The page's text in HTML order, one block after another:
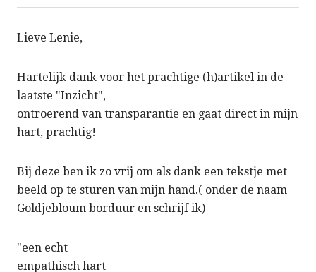
Lieve Lenie,
Hartelijk dank voor het prachtige (h)artikel in de
laatste "Inzicht",
ontroerend van transparantie en gaat direct in mijn
hart, prachtig!
Bij deze ben ik zo vrij om als dank een tekstje met
beeld op te sturen van mijn hand.( onder de naam
Goldjebloum borduur en schrijf ik)
"een echt
empathisch hart